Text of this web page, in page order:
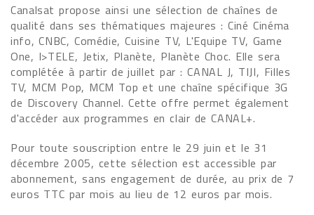
Canalsat propose ainsi une sélection de chaînes de
qualité dans ses thématiques majeures : Ciné Cinéma
info, CNBC, Comédie, Cuisine TV, L'Equipe TV, Game
One, I>TELE, Jetix, Planète, Planète Choc. Elle sera
complétée à partir de juillet par : CANAL J, TIJI, Filles
TV, MCM Pop, MCM Top et une chaîne spécifique 3G
de Discovery Channel. Cette offre permet également
d'accéder aux programmes en clair de CANAL+.
Pour toute souscription entre le 29 juin et le 31
décembre 2005, cette sélection est accessible par
abonnement, sans engagement de durée, au prix de 7
euros TTC par mois au lieu de 12 euros par mois.